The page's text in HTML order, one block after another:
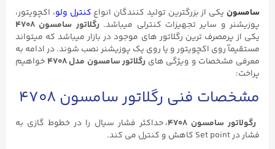
سامسون یکی از بزرگترین تولید کنندگان انواع کنترل ولو، اکچویتور،
پوزیشنر و سایر تجهیزات کنترلی میباشد.رگلاتور سامسون ۴۷۰۸
یکی از پرمصرف ترین رگلاتور های موجود در بازار میباشد که میتواند
مستقیمآ روی اکچویتور و یا روی یک پوزیشنر نصب شوند. در ادامه به
معرفی مشخصات و ویژگی های رگلاتور سامسون مدل ۴۷۰۸
خواهیم
پراخت:
مشخصات فنی رگلاتور سامسون ۴۷۰۸
رگولاتور سامسون ۴۷۰۸
، حداکثر فشار سیال را در خطوط گازی به
فشار در Set point کاهش و کنترل می کند.